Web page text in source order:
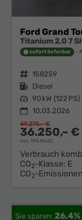
Ford Grand
sofort lieferbar
Fahrzeugnr. 158259
Kraftstoff Diesel
Leistung 90 kW (122 PS)
10.03.2026
36.250,– €
incl. 19% MwSt.
49.275,– €
Verbrauch
CO2-Klasse: E
CO2-
26,4%